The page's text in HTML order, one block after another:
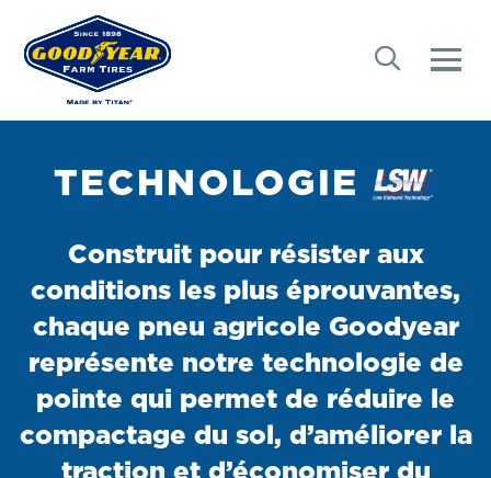
TECHNOLOGIE
Construit pour résister aux
conditions les plus éprouvantes,
chaque pneu agricole Goodyear
représente notre technologie de
pointe qui permet de réduire le
compactage du sol, d’améliorer la
traction et d’économiser du